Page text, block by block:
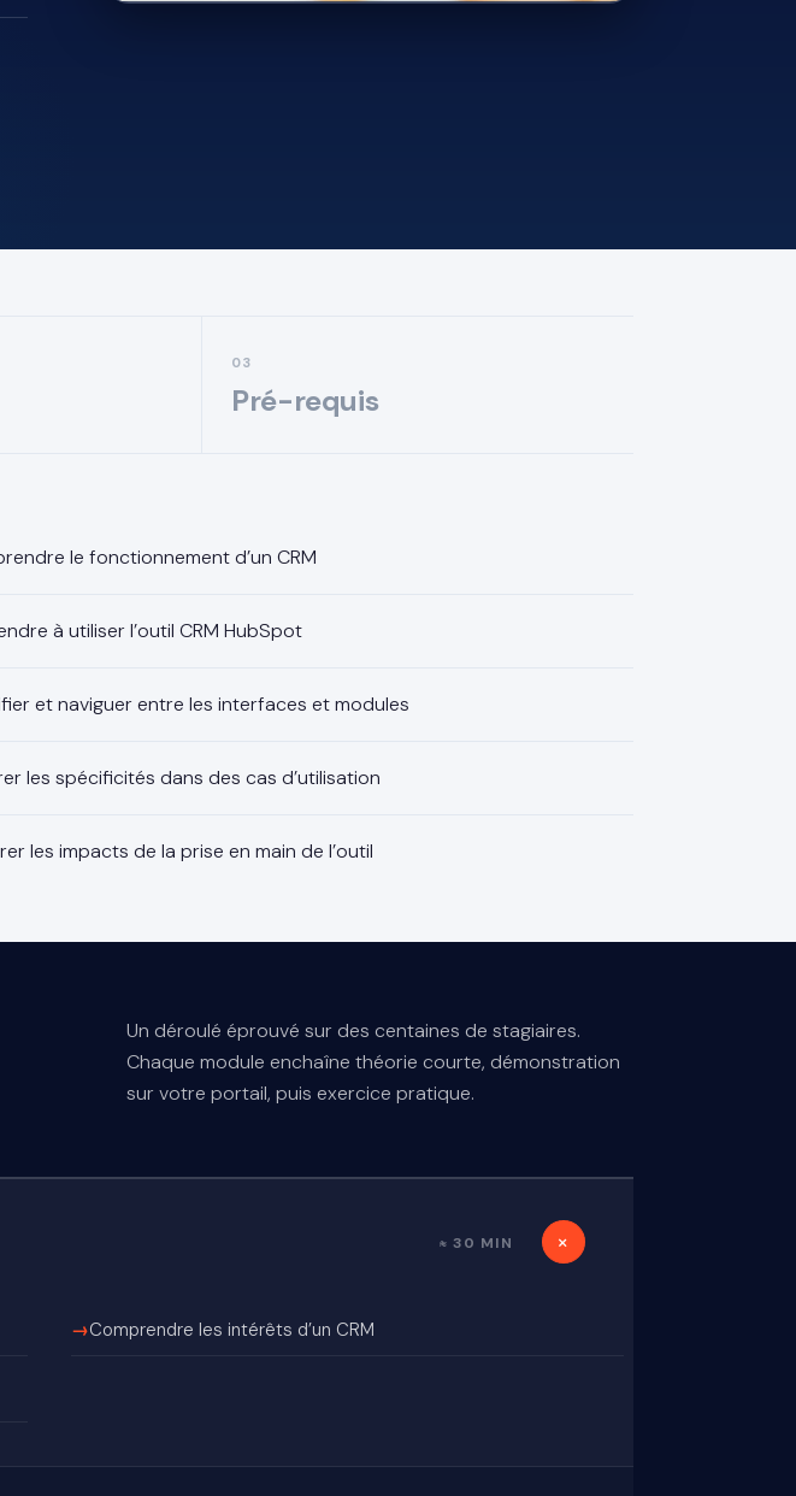
03
Pré-requis
le fonctionnement d’un CRM
à utiliser l’outil CRM HubSpot
et naviguer entre les interfaces et modules
les spécificités dans des cas d’utilisation
les impacts de la prise en main de l’outil
Un déroulé éprouvé sur des centaines de stagiaires.
Chaque module enchaîne théorie courte, démonstration
sur votre portail, puis exercice pratique.
≈ 30 MIN +
Comprendre les intérêts d’un CRM